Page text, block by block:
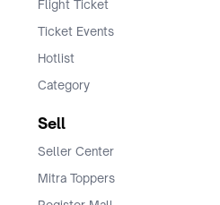
Flight Ticket
Ticket Events
Hotlist
Category
Sell
Seller Center
Mitra Toppers